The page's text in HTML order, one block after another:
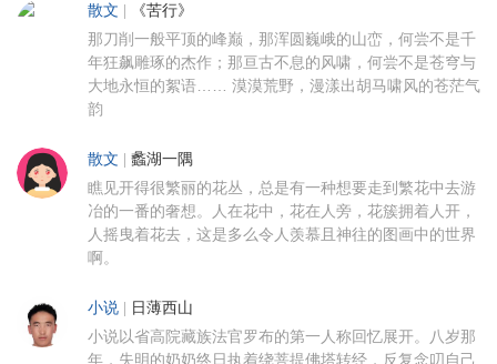
散文 《苦行》
那刀削一般平顶的峰巅，那浑圆巍峨的山峦，何尝不是千
年狂飙雕琢的杰作；那亘古不息的风啸，何尝不是苍穹与
大地永恒的絮语…… 漠漠荒野，漫漾出胡马啸风的苍茫气
韵
散文 蠡湖一隅
瞧见开得很繁丽的花丛，总是有一种想要走到繁花中去游
冶的一番的奢想。人在花中，花在人旁，花簇拥着人开，
人摇曳着花去，这是多么令人羡慕且神往的图画中的世界
啊。
小说 日薄西山
小说以省高院藏族法官罗布的第一人称回忆展开。八岁那
年，失明的奶奶终日执着绕菩提佛塔转经，反复念叨自己